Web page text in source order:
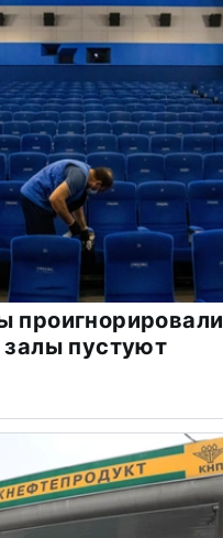
проигнорировали
пустуют